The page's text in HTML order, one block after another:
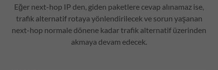
Eğer next-hop IP den, giden paketlere cevap alınamaz ise,
trafik alternatif rotaya yönlendirilecek ve sorun yaşanan
next-hop normale dönene kadar trafik alternatif üzerinden
akmaya devam edecek.